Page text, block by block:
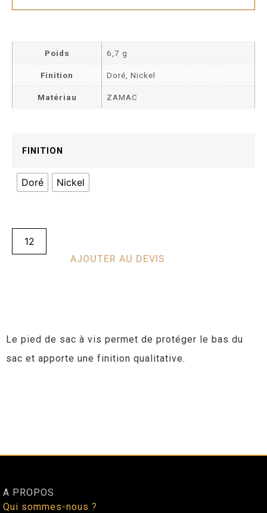
Poids 6,7 g
Finition Doré, Nickel
Matériau ZAMAC
FINITION
Doré Nickel
AJOUTER AU DEVIS
Le pied de sac à vis permet de protéger le bas du
sac et apporte une finition qualitative.
A PROPOS
Qui sommes-nous ?